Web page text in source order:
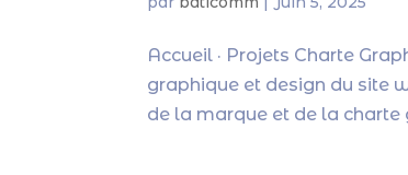
Accueil · Projets Charte
graphique et design du site
de la marque et de la charte